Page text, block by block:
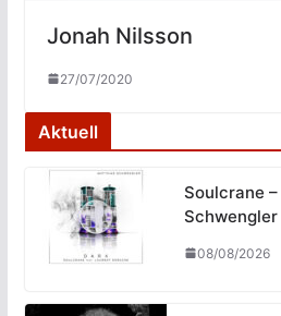
Jonah Nilsson
27/07/2020
Aktuell
Soulcrane
Schwengler
08/08/2026